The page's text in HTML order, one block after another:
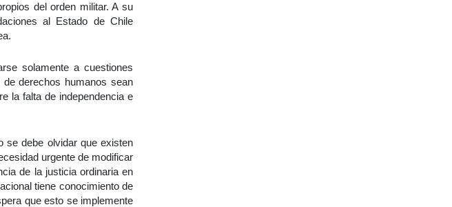
del orden militar. A su
al Estado de Chile
solamente a cuestiones
derechos humanos sean
la falta de independencia e
se debe olvidar que existen
urgente de modificar
de la justicia ordinaria en
tiene conocimiento de
que esto se implemente